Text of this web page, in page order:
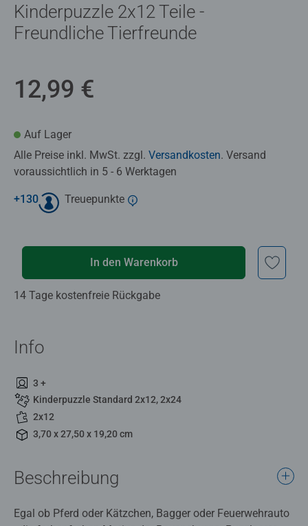
Kinderpuzzle 2x12 Teile -
Freundliche Tierfreunde
12,99 €
Auf Lager
Alle Preise inkl. MwSt. zzgl. Versandkosten. Versand
voraussichtlich in 5 - 6 Werktagen
+130 Treuepunkte
In den Warenkorb
14 Tage kostenfreie Rückgabe
Info
3 +
Kinderpuzzle Standard 2x12, 2x24
2x12
3,70 x 27,50 x 19,20 cm
Beschreibung
Egal ob Pferd oder Kätzchen, Bagger oder Feuerwehrauto